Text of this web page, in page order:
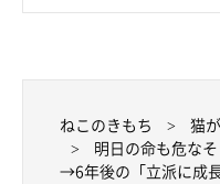
取材・文／雨宮カイ
2024年8月時点の情報であ
ねこのきもち 猫
明日の命も危な
→6年後の「立派に成